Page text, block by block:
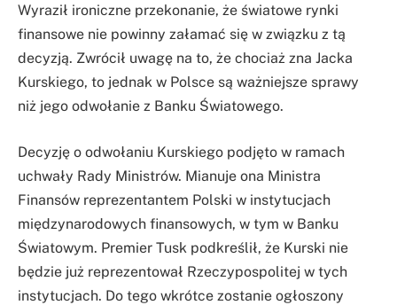
Wyraził ironiczne przekonanie, że światowe rynki
finansowe nie powinny załamać się w związku z tą
decyzją. Zwrócił uwagę na to, że chociaż zna Jacka
Kurskiego, to jednak w Polsce są ważniejsze sprawy
niż jego odwołanie z Banku Światowego.
Decyzję o odwołaniu Kurskiego podjęto w ramach
uchwały Rady Ministrów. Mianuje ona Ministra
Finansów reprezentantem Polski w instytucjach
międzynarodowych finansowych, w tym w Banku
Światowym. Premier Tusk podkreślił, że Kurski nie
będzie już reprezentował Rzeczypospolitej w tych
instytucjach. Do tego wkrótce zostanie ogłoszony